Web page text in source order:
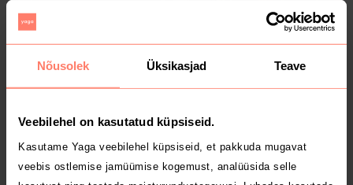
Nõusolek Üksikasjad Teave
Veebilehel on kasutatud küpsiseid.
Kasutame Yaga veebilehel küpsiseid, et pakkuda mugavat
veebis ostlemise jamüümise kogemust, analüüsida selle
12 € 6 €